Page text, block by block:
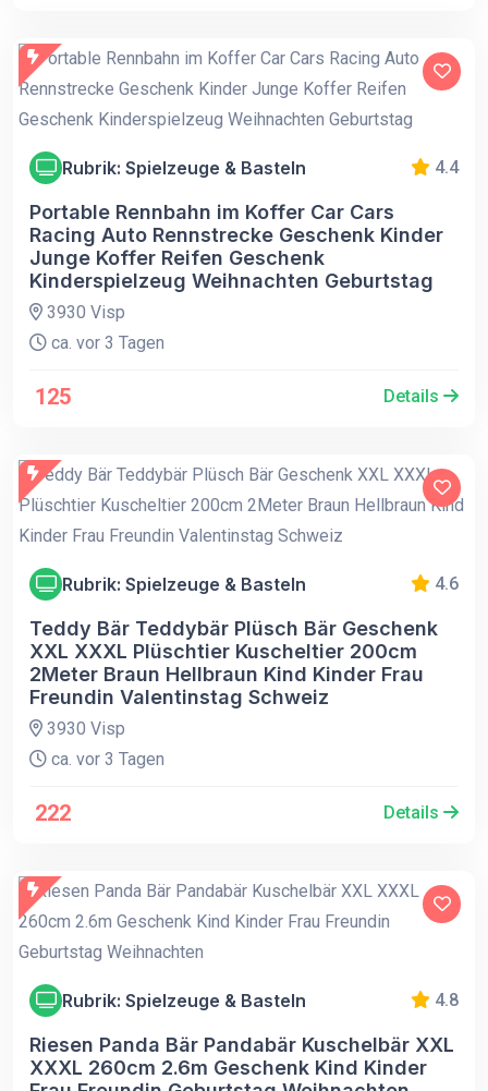
Rubrik: Spielzeuge & Basteln 4.4
Portable Rennbahn im Koffer Car Cars
Racing Auto Rennstrecke Geschenk Kinder
Junge Koffer Reifen Geschenk
Kinderspielzeug Weihnachten Geburtstag
3930 Visp
ca. vor 3 Tagen
125 Details
Rubrik: Spielzeuge & Basteln 4.6
Teddy Bär Teddybär Plüsch Bär Geschenk
XXL XXXL Plüschtier Kuscheltier 200cm
2Meter Braun Hellbraun Kind Kinder Frau
Freundin Valentinstag Schweiz
3930 Visp
ca. vor 3 Tagen
222 Details
Rubrik: Spielzeuge & Basteln 4.8
Riesen Panda Bär Pandabär Kuschelbär XXL
XXXL 260cm 2.6m Geschenk Kind Kinder